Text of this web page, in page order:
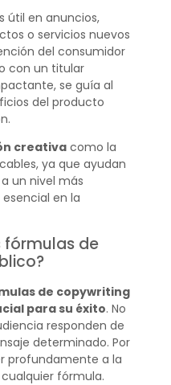
útil en anuncios,
o servicios nuevos
del consumidor
con un titular
se guía al
del producto
creativacomo la
ya que ayudan
un nivel más
en la
de
de copywriting
para su éxito. No
responden de
determinado. Por
profundamente a la
fórmula.